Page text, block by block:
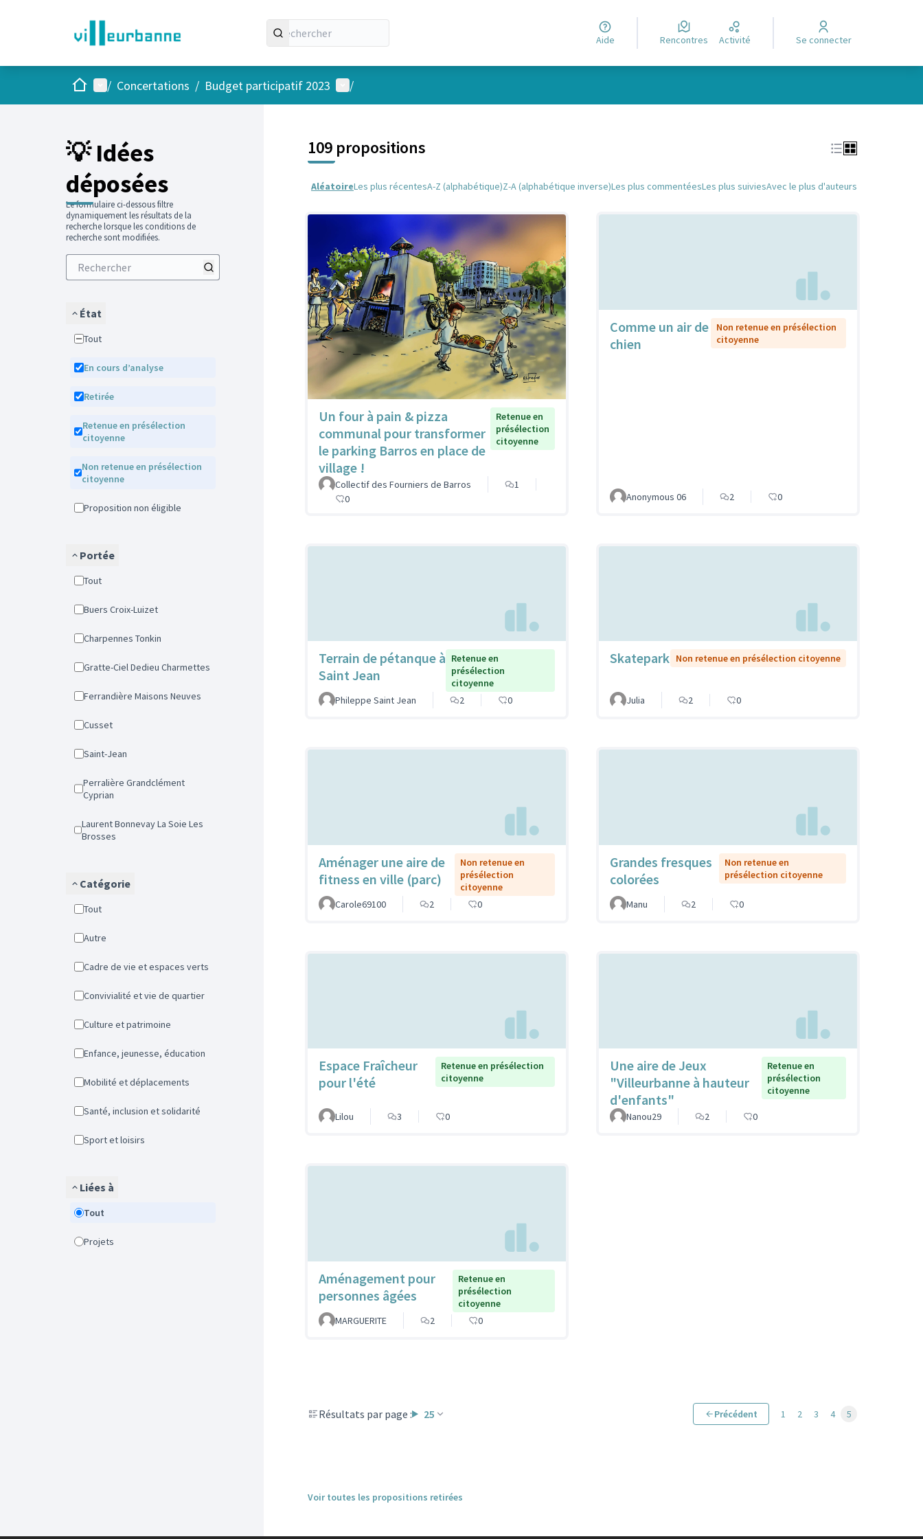
Aide Rencontres Activité Se connecter
AccueilMenu principal
/ Concertations / Budget participatif 2023 Menu utilisateur
/
💡 Idées
déposées
Le formulaire ci-dessous filtre
dynamiquement les résultats de la
recherche lorsque les conditions de
recherche sont modifiées.
État
Tout
En cours d’analyse
Retirée
Retenue en présélection
citoyenne
Non retenue en présélection
citoyenne
Proposition non éligible
Portée
Tout
Buers Croix-Luizet
Charpennes Tonkin
Gratte-Ciel Dedieu Charmettes
Ferrandière Maisons Neuves
Cusset
Saint-Jean
Perralière Grandclément
Cyprian
Laurent Bonnevay La Soie Les
Brosses
Catégorie
Tout
Autre
Cadre de vie et espaces verts
Convivialité et vie de quartier
Culture et patrimoine
Enfance, jeunesse, éducation
Mobilité et déplacements
Santé, inclusion et solidarité
Sport et loisirs
Liées à
Tout
Projets
109 propositions
AléatoireLes plus récentesA-Z (alphabétique)Z-A (alphabétique inverse)Les plus commentéesLes plus suiviesAvec le plus d'auteurs
Un four à pain & pizza
communal pour transformer
le parking Barros en place de
village !
Retenue en
présélection
citoyenne
Collectif des Fourniers de Barros
1
0
Comme un air de
chien
Non retenue en présélection
citoyenne
Anonymous 06 2 0
Terrain de pétanque à
Saint Jean
Retenue en
présélection
citoyenne
Phileppe Saint Jean
2 0
Skatepark Non retenue en présélection citoyenne
Julia 2 0
Aménager une aire de
fitness en ville (parc)
Non retenue en
présélection
citoyenne
Carole69100
2 0
Grandes fresques
colorées
Non retenue en
présélection citoyenne
Manu 2 0
Espace Fraîcheur
pour l'été
Retenue en présélection
citoyenne
Lilou 3 0
Une aire de Jeux
"Villeurbanne à hauteur
d'enfants"
Retenue en
présélection
citoyenne
Nanou29 2 0
Aménagement pour
personnes âgées
Retenue en
présélection
citoyenne
MARGUERITE
2 0
Résultats par page : 25 Précédent 1 2 3 4 5
Voir toutes les propositions retirées